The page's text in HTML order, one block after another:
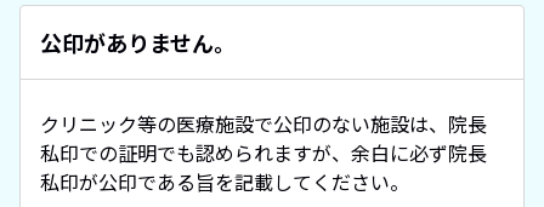
公印がありません。
クリニック等の医療施設で公印のない施設は、院長
私印での証明でも認められますが、余白に必ず院長
私印が公印である旨を記載してください。